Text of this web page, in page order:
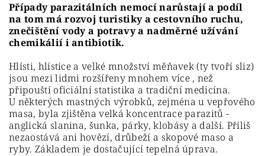
Případy parazitálních nemocí narůstají a podíl
na tom má rozvoj turistiky a cestovního ruchu,
znečištění vody a potravy a nadměrné užívání
chemikálií i antibiotik.
Hlísti, hlístice a velké množství měňavek (ty tvoří sliz)
jsou mezi lidmi rozšířeny mnohem více , než
připouští oficiální statistika a tradiční medicína.
U některých mastných výrobků, zejména u vepřového
masa, byla zjištěna velká koncentrace parazitů -
anglická slanina, šunka, párky, klobásy a další. Příliš
nezaostává ani hovězí, drůbeží a skopové maso a
ryby. Základem je dostačující tepelná úprava.